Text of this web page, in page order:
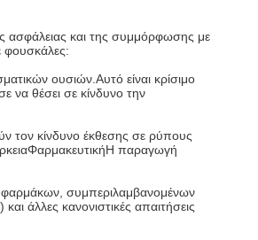
ασφάλειας και της συμμόρφωσης με
φουσκάλες:
ουσιών.Αυτό είναι κρίσιμο
θέσει σε κίνδυνο την
τον κίνδυνο έκθεσης σε ρύπους
ΦαρμακευτικήΗ παραγωγή
φαρμάκων, συμπεριλαμβανομένων
άλλες κανονιστικές απαιτήσεις